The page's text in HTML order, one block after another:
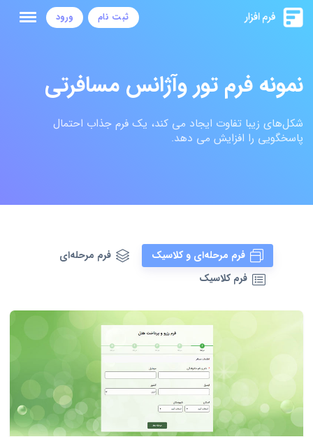
ثبت نام ورود
نمونه فرم تور وآژانس مسافرتی
شکل‌های زیبا تفاوت ایجاد می کند، یک فرم جذاب احتمال
پاسخگویی را افزایش می دهد.
فرم مرحله‌ای و کلاسیک
فرم مرحله‌ای
فرم کلاسیک